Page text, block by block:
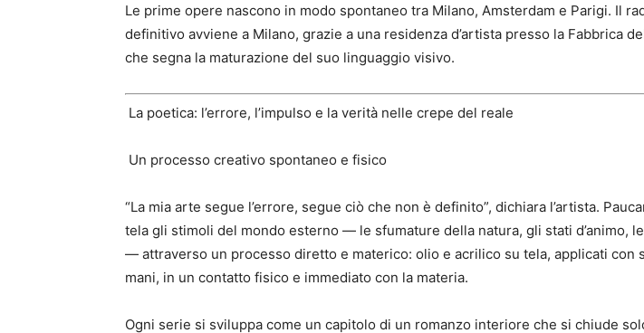
Le prime opere nascono in modo spontaneo tra Milano, Amsterdam e Parigi. Il
definitivo avviene a Milano, grazie a una residenza d’artista presso la Fabbrica
che segna la maturazione del suo linguaggio visivo.
La poetica: l’errore, l’impulso e la verità nelle crepe del reale
Un processo creativo spontaneo e fisico
“La mia arte segue l’errore, segue ciò che non è definito”, dichiara l’artista.
tela gli stimoli del mondo esterno — le sfumature della natura, gli stati d’animo,
— attraverso un processo diretto e materico: olio e acrilico su tela, applicati con
mani, in un contatto fisico e immediato con la materia.
Ogni serie si sviluppa come un capitolo di un romanzo interiore che si chiude